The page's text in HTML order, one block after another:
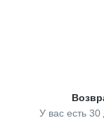
У вас есть 30